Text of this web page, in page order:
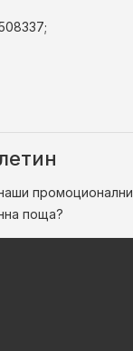
промоционални
поща?